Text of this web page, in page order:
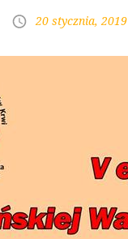
20 stycznia, 2019